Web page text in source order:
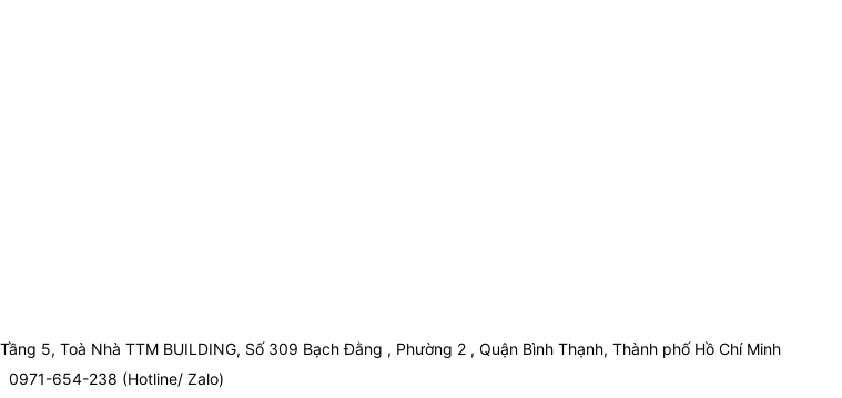
Tầng 5, Toà Nhà TTM BUILDING, Số 309 Bạch Đằng , Phường 2 , Quận Bình Thạnh, Thành phố Hồ Chí Minh
0971-654-238 (Hotline/ Zalo)